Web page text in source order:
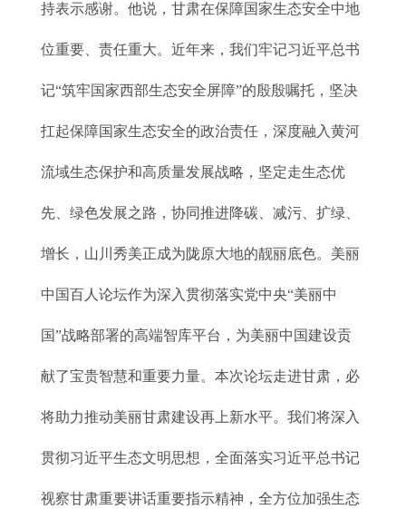
持表示感谢。他说，甘肃在保障国家生态安全中地
位重要、责任重大。近年来，我们牢记习近平总书
记“筑牢国家西部生态安全屏障”的殷殷嘱托，坚决
扛起保障国家生态安全的政治责任，深度融入黄河
流域生态保护和高质量发展战略，坚定走生态优
先、绿色发展之路，协同推进降碳、减污、扩绿、
增长，山川秀美正成为陇原大地的靓丽底色。美丽
中国百人论坛作为深入贯彻落实党中央“美丽中
国”战略部署的高端智库平台，为美丽中国建设贡
献了宝贵智慧和重要力量。本次论坛走进甘肃，必
将助力推动美丽甘肃建设再上新水平。我们将深入
贯彻习近平生态文明思想，全面落实习近平总书记
视察甘肃重要讲话重要指示精神，全方位加强生态